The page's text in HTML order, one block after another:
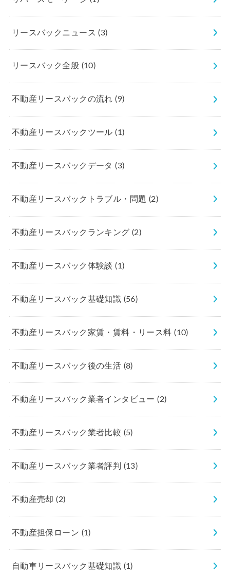
リースバックニュース(3)
リースバック全般 (10)
不動産リースバックの流れ(9)
不動産リースバックツール(1)
不動産リースバックデータ(3)
不動産リースバックトラブル・問題 (2)
不動産リースバックランキング(2)
不動産リースバック体験談(1)
不動産リースバック基礎知識 (56)
不動産リースバック家賃・賃料・リース料(10)
不動産リースバック後の生活 (8)
不動産リースバック業者インタビュー(2)
不動産リースバック業者比較 (5)
不動産リースバック業者評判 (13)
不動産売却(2)
不動産担保ローン (1)
自動車リースバック基礎知識 (1)